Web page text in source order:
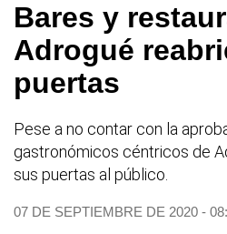
Bares y
Adrogué
puertas
Pese a no contar con la
gastronómicos céntricos de
sus puertas al público.
07 DE SEPTIEMBRE DE 2020 -